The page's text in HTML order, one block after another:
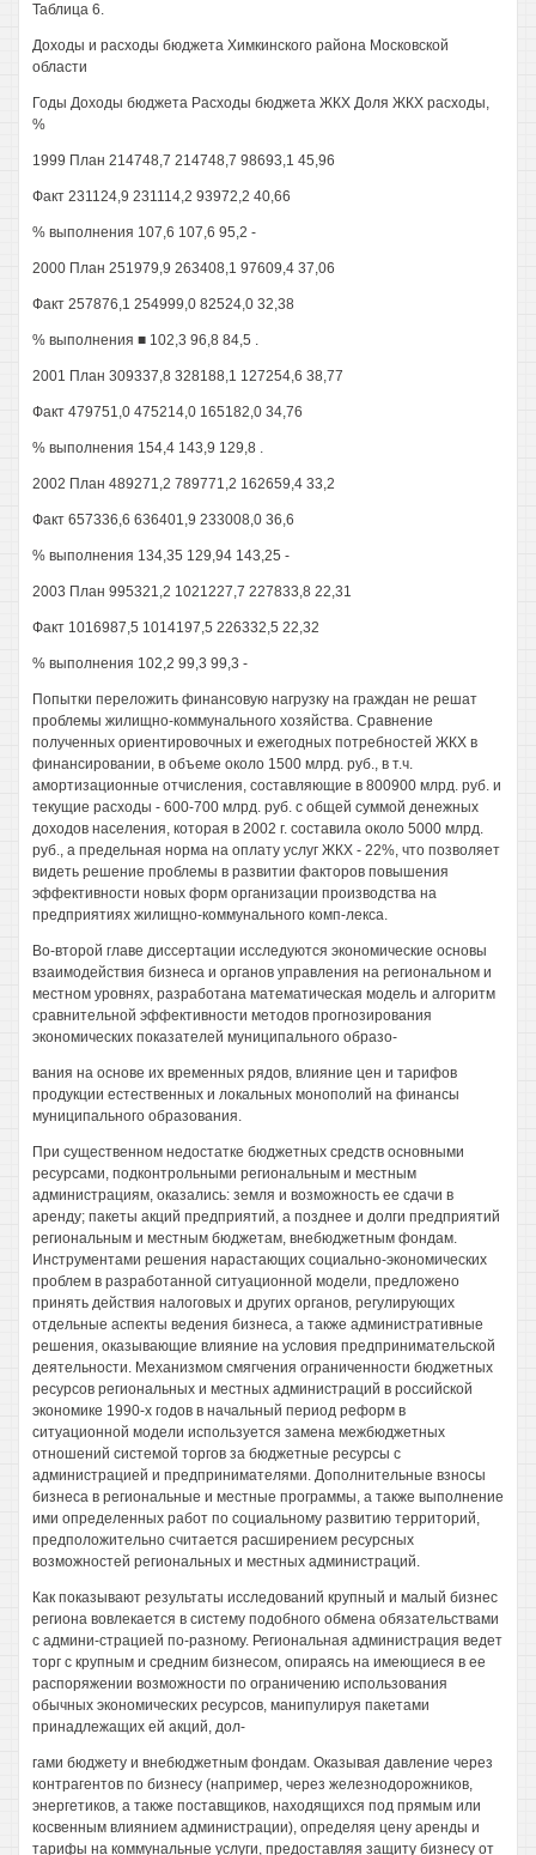
Таблица 6.
Доходы и расходы бюджета Химкинского района Московской
области
Годы Доходы бюджета Расходы бюджета ЖКХ Доля ЖКХ расходы,
%
1999 План 214748,7 214748,7 98693,1 45,96
Факт 231124,9 231114,2 93972,2 40,66
% выполнения 107,6 107,6 95,2 -
2000 План 251979,9 263408,1 97609,4 37,06
Факт 257876,1 254999,0 82524,0 32,38
% выполнения ■ 102,3 96,8 84,5 .
2001 План 309337,8 328188,1 127254,6 38,77
Факт 479751,0 475214,0 165182,0 34,76
% выполнения 154,4 143,9 129,8 .
2002 План 489271,2 789771,2 162659,4 33,2
Факт 657336,6 636401,9 233008,0 36,6
% выполнения 134,35 129,94 143,25 -
2003 План 995321,2 1021227,7 227833,8 22,31
Факт 1016987,5 1014197,5 226332,5 22,32
% выполнения 102,2 99,3 99,3 -
Попытки переложить финансовую нагрузку на граждан не решат
проблемы жилищно-коммунального хозяйства. Сравнение
полученных ориентировочных и ежегодных потребностей ЖКХ в
финансировании, в объеме около 1500 млрд. руб., в т.ч.
амортизационные отчисления, составляющие в 800900 млрд. руб. и
текущие расходы - 600-700 млрд. руб. с общей суммой денежных
доходов населения, которая в 2002 г. составила около 5000 млрд.
руб., а предельная норма на оплату услуг ЖКХ - 22%, что позволяет
видеть решение проблемы в развитии факторов повышения
эффективности новых форм организации производства на
предприятиях жилищно-коммунального комп-лекса.
Bo-второй главе диссертации исследуются экономические основы
взаимодействия бизнеса и органов управления на региональном и
местном уровнях, разработана математическая модель и алгоритм
сравнительной эффективности методов прогнозирования
экономических показателей муниципального образо-
вания на основе их временных рядов, влияние цен и тарифов
продукции естественных и локальных монополий на финансы
муниципального образования.
При существенном недостатке бюджетных средств основными
ресурсами, подконтрольными региональным и местным
администрациям, оказались: земля и возможность ее сдачи в
аренду; пакеты акций предприятий, а позднее и долги предприятий
региональным и местным бюджетам, внебюджетным фондам.
Инструментами решения нарастающих социально-экономических
проблем в разработанной ситуационной модели, предложено
принять действия налоговых и других органов, регулирующих
отдельные аспекты ведения бизнеса, а также административные
решения, оказывающие влияние на условия предпринимательской
деятельности. Механизмом смягчения ограниченности бюджетных
ресурсов региональных и местных администраций в российской
экономике 1990-х годов в начальный период реформ в
ситуационной модели используется замена межбюджетных
отношений системой торгов за бюджетные ресурсы с
администрацией и предпринимателями. Дополнительные взносы
бизнеса в региональные и местные программы, а также выполнение
ими определенных работ по социальному развитию территорий,
предположительно считается расширением ресурсных
возможностей региональных и местных администраций.
Как показывают результаты исследований крупный и малый бизнес
региона вовлекается в систему подобного обмена обязательствами
с админи-страцией по-разному. Региональная администрация ведет
торг с крупным и средним бизнесом, опираясь на имеющиеся в ее
распоряжении возможности по ограничению использования
обычных экономических ресурсов, манипулируя пакетами
принадлежащих ей акций, дол-
гами бюджету и внебюджетным фондам. Оказывая давление через
контрагентов по бизнесу (например, через железнодорожников,
энергетиков, а также поставщиков, находящихся под прямым или
косвенным влиянием администрации), определяя цену аренды и
тарифы на коммунальные услуги, предоставляя защиту бизнесу от